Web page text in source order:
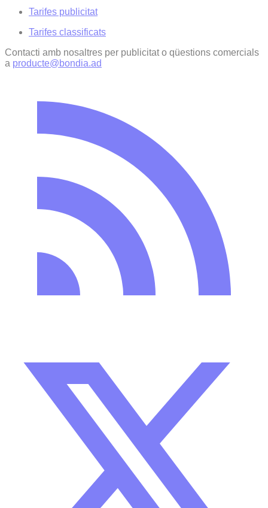
Tarifes publicitat
Tarifes classificats
Contacti amb nosaltres per publicitat o qüestions comercials
a producte@bondia.ad